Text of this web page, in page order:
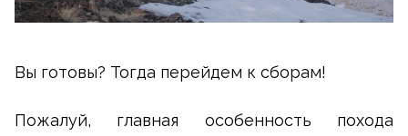
Вы готовы? Тогда перейдем к сборам!
Пожалуй, главная особенность похода